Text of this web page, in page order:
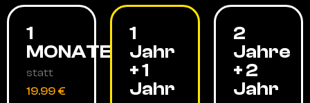
1
MONATE
statt
19.99 €
1
Jahr
+ 1
Jahr
2
Jahre
+ 2
Jahr